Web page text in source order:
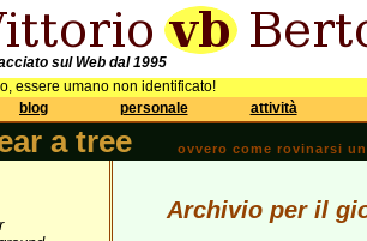
sul Web dal 1995
essere umano non identificato!
blog personale attività
a tree ovvero come rovinarsi
Archivio per il